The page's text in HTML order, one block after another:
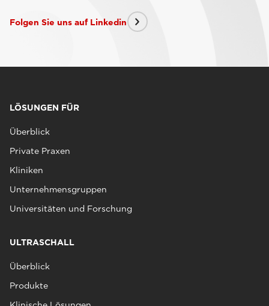
Folgen Sie uns auf Linkedin
LÖSUNGEN FÜR
Überblick
Private Praxen
Kliniken
Unternehmensgruppen
Universitäten und Forschung
ULTRASCHALL
Überblick
Produkte